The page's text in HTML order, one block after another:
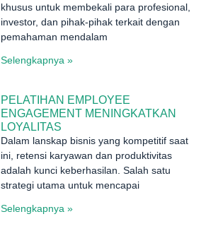
khusus untuk membekali para profesional,
investor, dan pihak-pihak terkait dengan
pemahaman mendalam
Selengkapnya »
PELATIHAN EMPLOYEE
ENGAGEMENT MENINGKATKAN
LOYALITAS
Dalam lanskap bisnis yang kompetitif saat
ini, retensi karyawan dan produktivitas
adalah kunci keberhasilan. Salah satu
strategi utama untuk mencapai
Selengkapnya »